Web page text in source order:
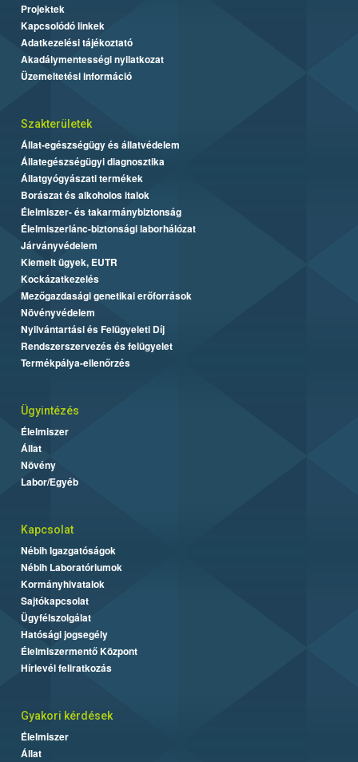
Projektek
Kapcsolódó linkek
Adatkezelési tájékoztató
Akadálymentességi nyilatkozat
Üzemeltetési információ
Szakterületek
Állat-egészségügy és állatvédelem
Állategészségügyi diagnosztika
Állatgyógyászati termékek
Borászat és alkoholos italok
Élelmiszer- és takarmánybiztonság
Élelmiszerlánc-biztonsági laborhálózat
Járványvédelem
Kiemelt ügyek, EUTR
Kockázatkezelés
Mezőgazdasági genetikai erőforrások
Növényvédelem
Nyilvántartási és Felügyeleti Díj
Rendszerszervezés és felügyelet
Termékpálya-ellenőrzés
Ügyintézés
Élelmiszer
Állat
Növény
Labor/Egyéb
Kapcsolat
Nébih Igazgatóságok
Nébih Laboratóriumok
Kormányhivatalok
Sajtókapcsolat
Ügyfélszolgálat
Hatósági jogsegély
Élelmiszermentő Központ
Hírlevél feliratkozás
Gyakori kérdések
Élelmiszer
Állat